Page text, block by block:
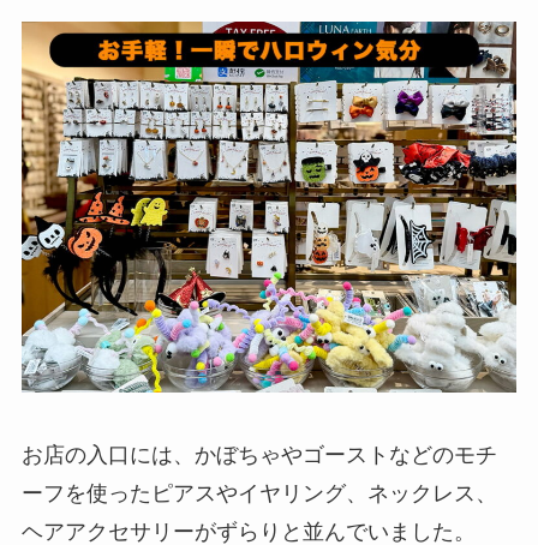
お店の入口には、かぼちゃやゴーストなどのモチ
ーフを使ったピアスやイヤリング、ネックレス、
ヘアアクセサリーがずらりと並んでいました。